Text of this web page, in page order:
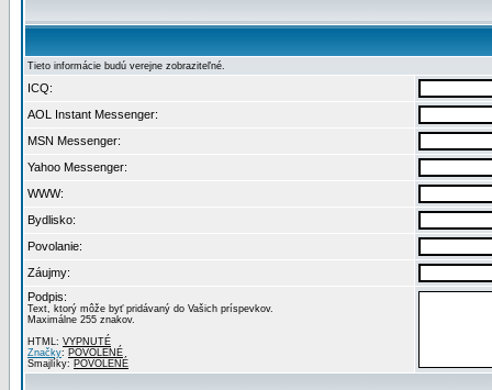
Tieto informácie budú verejne zobraziteľné.
ICQ:
AOL Instant Messenger:
MSN Messenger:
Yahoo Messenger:
WWW:
Bydlisko:
Povolanie:
Záujmy:
Podpis:
Text, ktorý môže byť pridávaný do Vašich príspevkov.
Maximálne 255 znakov.
HTML: VYPNUTÉ
Značky: POVOLENÉ
Smajlíky: POVOLENÉ